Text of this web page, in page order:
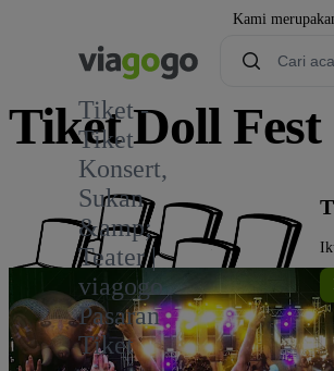
Kami
Tiket -
Tiket
Konsert,
Sukan
&amp;
Teater |
viagogo
Pasaran
Tiket
Tiket Doll Fest